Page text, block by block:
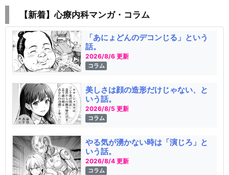
【新着】心療内科マンガ・コラム
「あにょどんのデコンじる」という
話。
2026/8/6 更新
コラム
美しさは顔の造形だけじゃない、と
いう話。
2026/8/5 更新
コラム
やる気が湧かない時は「演じろ」と
いう話。
2026/8/4 更新
コラム